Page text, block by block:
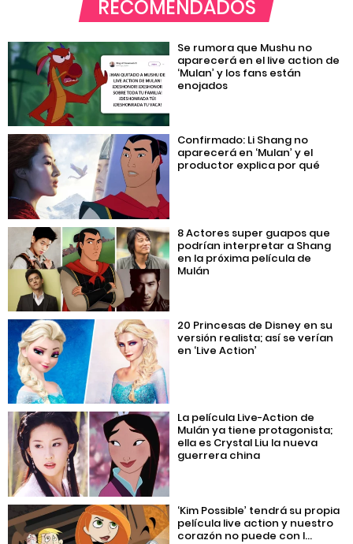
RECOMENDADOS
Se rumora que Mushu no
aparecerá en el live action de
‘Mulan’ y los fans están
enojados
Confirmado: Li Shang no
aparecerá en ‘Mulan’ y el
productor explica por qué
8 Actores super guapos que
podrían interpretar a Shang
en la próxima película de
Mulán
20 Princesas de Disney en su
versión realista; así se verían
en ‘Live Action’
La película Live-Action de
Mulán ya tiene protagonista;
ella es Crystal Liu la nueva
guerrera china
‘Kim Possible’ tendrá su propia
película live action y nuestro
corazón no puede con l...